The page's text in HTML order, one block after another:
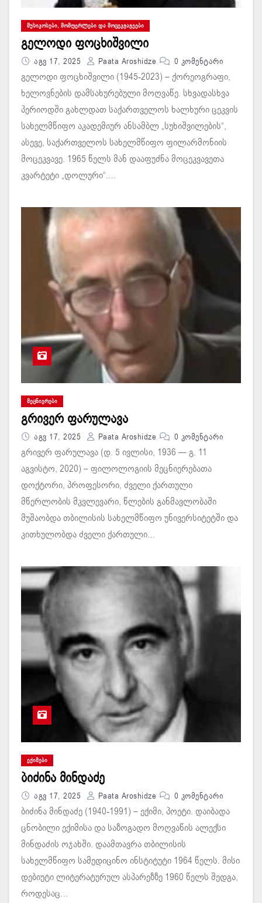
ᲛᲣᲡᲘᲙᲝᲡᲔᲑᲘ, ᲛᲝᲛᲦᲔᲠᲚᲔᲑᲘ ᲓᲐ ᲛᲝᲪᲔᲙᲕᲐᲕᲔᲔᲑᲘ
გელოდი ფოცხიშვილი
Აგვ 17, 2025 Paata Aroshidze 0 Კომენტარი
გელოდი ფოცხიშვილი (1945-2023) – ქორეოგრაფი,
ხელოვნების დამსახურებული მოღვაწე. სხვადასხვა
პერიოდში გახლდათ საქართველოს ხალხური ცეკვის
სახელმწიფო აკადემიურ ანსამბლ „სუხიშვილების“,
ასევე, საქართველოს სახელმწიფო ფილარმონიის
მოცეკვავე. 1965 წელს მან დააფუძნა მოცეკვავეთა
კვარტეტი „დოლური“.…
ᲛᲔᲪᲜᲘᲔᲠᲔᲑᲘ
გრივერ ფარულავა
Აგვ 17, 2025 Paata Aroshidze 0 Კომენტარი
გრივერ ფარულავა (დ. 5 ივლისი, 1936 — გ. 11
აგვისტო, 2020) – ფილოლოგიის მეცნიერებათა
დოქტორი, პროფესორი, ძველი ქართული
მწერლობის მკვლევარი, წლების განმავლობაში
მუშაობდა თბილისის სახელმწიფო უნივერსიტეტში და
კითხულობდა ძველი ქართული…
ᲔᲥᲘᲛᲔᲑᲘ
ბიძინა მინდაძე
Აგვ 17, 2025 Paata Aroshidze 0 Კომენტარი
ბიძინა მინდაძე (1940-1991) – ექიმი, პოეტი. დაიბადა
ცნობილი ექიმისა და საზოგადო მოღვაწის ალექსი
მინდაძის ოჯახში. დაამთავრა თბილისის
სახელმწიფო სამედიცინო ინსტიტუტი 1964 წელს. მისი
დებიუტი ლიტერატურულ ასპარეზზე 1960 წელს შედგა,
როდესაც…